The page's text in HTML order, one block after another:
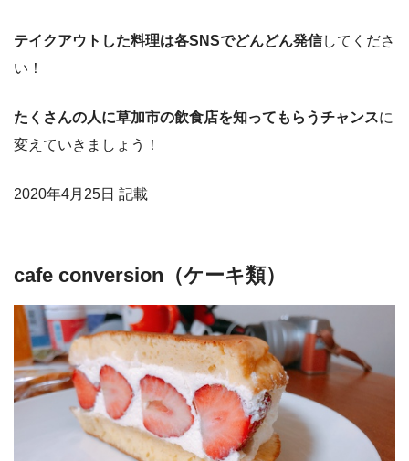
テイクアウトした料理は各SNSでどんどん発信してくださ
い！
たくさんの人に草加市の飲食店を知ってもらうチャンスに
変えていきましょう！
2020年4月25日 記載
cafe conversion（ケーキ類）